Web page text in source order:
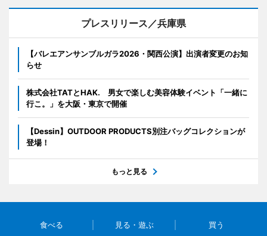
プレスリリース／兵庫県
【バレエアンサンブルガラ2026・関西公演】出演者変更のお知
らせ
株式会社TATとHAK. 男女で楽しむ美容体験イベント「一緒に
行こ。」を大阪・東京で開催
【Dessin】OUTDOOR PRODUCTS別注バッグコレクションが
登場！
もっと見る
食べる 見る・遊ぶ 買う